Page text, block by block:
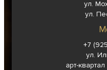
ул.
ул.
+7
ул.
арт-